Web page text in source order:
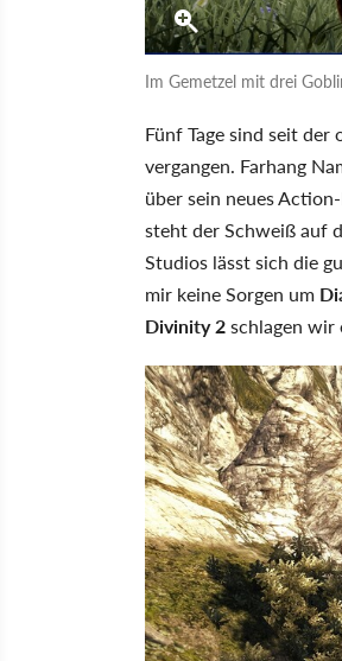
Im Gemetzel mit drei
Fünf Tage sind seit der
vergangen. Farhang
über sein neues
steht der Schweiß auf
Studios lässt sich die
mir keine Sorgen um
Divinity 2schlagen wir